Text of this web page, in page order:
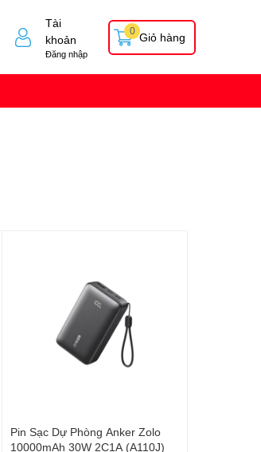
Tài
khoản
Đăng nhập
Giỏ hàng
0
Pin Sạc Dự Phòng Anker Zolo
10000mAh 30W 2C1A (A110J)